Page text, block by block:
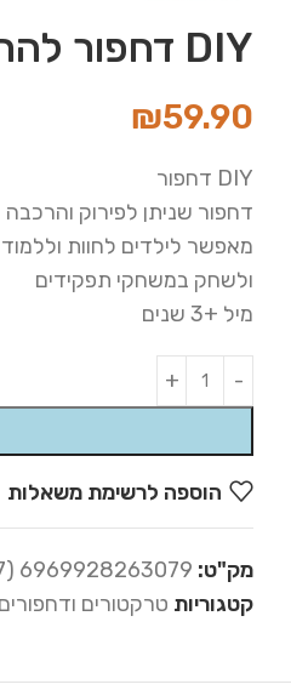
DIY דחפור להרכבה עצמית
₪59.90
DIY דחפור
דחפור שניתן לפירוק
מאפשר לילדים לחוות
ולשחק במשחקי תפקידים
מיל +3 שנים
Alternative:
הוספה לרשימת משאלות
מק"ט: 6969928263079 (06-827)
קטגוריות טרקטורים